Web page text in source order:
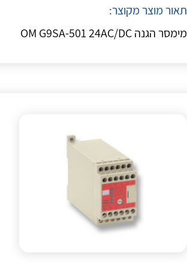
תאור מוצר מקוצר:
מימסר הגנה OM G9SA-501 24AC/DC